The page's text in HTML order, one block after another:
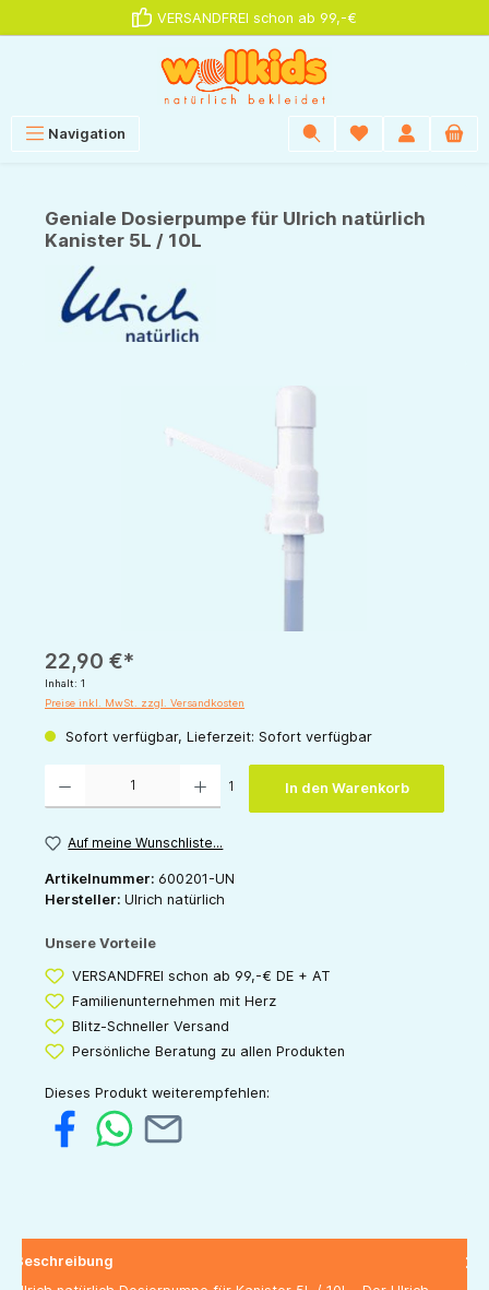
VERSANDFREI schon ab 99,-€
Navigation
Geniale Dosierpumpe für Ulrich natürlich
Kanister 5L / 10L
22,90 €*
Inhalt: 1
Preise inkl. MwSt. zzgl. Versandkosten
Sofort verfügbar, Lieferzeit: Sofort verfügbar
1 In den Warenkorb
Auf meine Wunschliste...
Artikelnummer: 600201-UN
Hersteller: Ulrich natürlich
Unsere Vorteile
VERSANDFREI schon ab 99,-€ DE + AT
Familienunternehmen mit Herz
Blitz-Schneller Versand
Persönliche Beratung zu allen Produkten
Dieses Produkt weiterempfehlen:
Beschreibung